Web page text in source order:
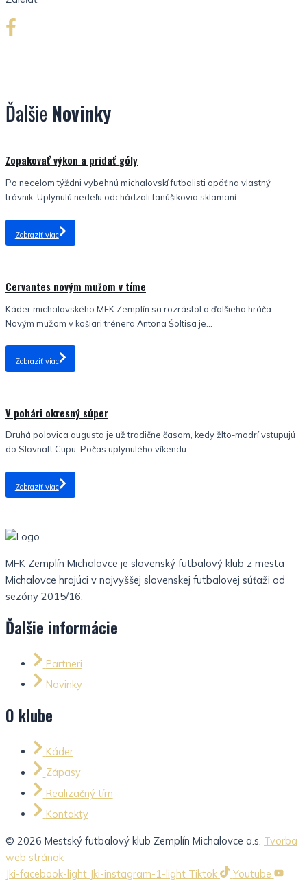
Ďalšie Novinky
Zopakovať výkon a pridať góly
Po necelom týždni vybehnú michalovskí futbalisti opäť na vlastný
trávnik. Uplynulú nedeľu odchádzali fanúšikovia sklamaní...
Zobraziť viac
Cervantes novým mužom v tíme
Káder michalovského MFK Zemplín sa rozrástol o ďalšieho hráča.
Novým mužom v košiari trénera Antona Šoltisa je...
Zobraziť viac
V pohári okresný súper
Druhá polovica augusta je už tradične časom, kedy žlto-modrí vstupujú
do Slovnaft Cupu. Počas uplynulého víkendu...
Zobraziť viac
MFK Zemplín Michalovce je slovenský futbalový klub z mesta
Michalovce hrajúci v najvyššej slovenskej futbalovej súťaži od
sezóny 2015/16.
Ďalšie informácie
Partneri
Novinky
O klube
Káder
Zápasy
Realizačný tím
Kontakty
© 2026 Mestský futbalový klub Zemplín Michalovce a.s. Tvorba
web stránok
Jki-facebook-light Jki-instagram-1-light Tiktok Youtube